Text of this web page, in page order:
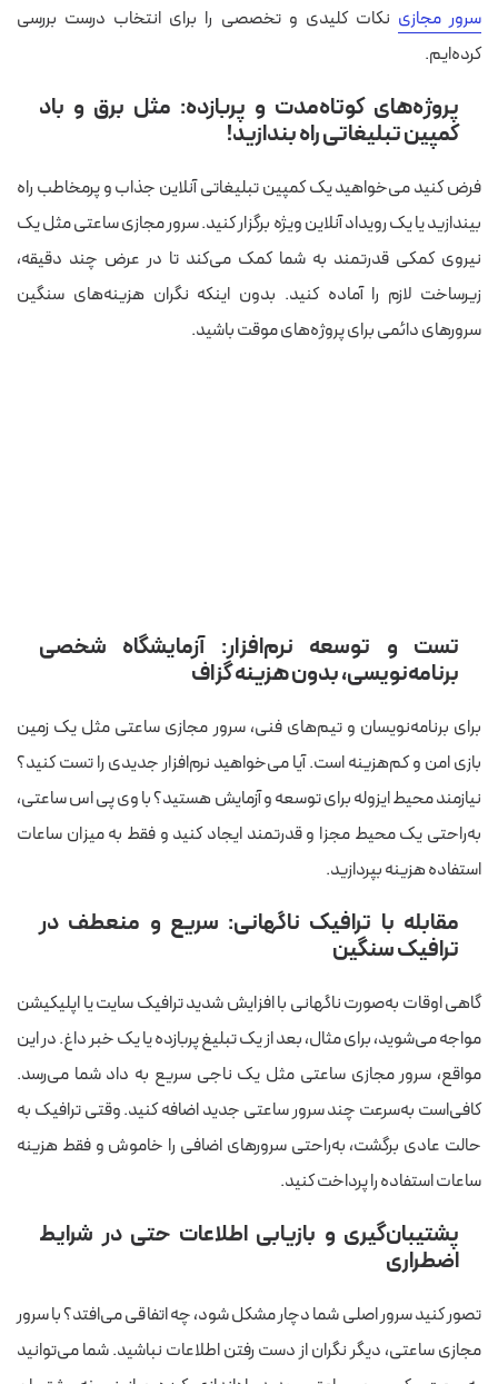
سرور مجازی نکات کلیدی و تخصصی را برای انتخاب درست بررسی
کرده‌ایم.
پروژه‌های کوتاه‌مدت و پربازده: مثل برق و باد
کمپین تبلیغاتی راه بندازید!
فرض کنید می‌خواهید یک کمپین تبلیغاتی آنلاین جذاب و پرمخاطب راه‌
بیندازید یا یک رویداد آنلاین ویژه برگزار کنید. سرور مجازی ساعتی مثل یک
نیروی کمکی قدرتمند به شما کمک می‌کند تا در عرض چند دقیقه،
زیرساخت لازم را آماده کنید. بدون اینکه نگران هزینه‌های سنگین
سرورهای دائمی برای پروژه‌های موقت باشید.
تست و توسعه نرم‌افزار: آزمایشگاه شخصی
برنامه‌نویسی، بدون هزینه گزاف
برای برنامه‌نویسان و تیم‌های فنی، سرور مجازی ساعتی مثل یک زمین
بازی امن و کم‌هزینه است. آیا می‌خواهید نرم‌افزار جدیدی را تست کنید؟
نیازمند محیط ایزوله برای توسعه و آزمایش هستید؟ با وی پی اس ساعتی،
به‌راحتی یک محیط مجزا و قدرتمند ایجاد کنید و فقط به میزان ساعات
استفاده هزینه بپردازید.
مقابله با ترافیک ناگهانی: سریع و منعطف در
ترافیک سنگین
گاهی اوقات به‌صورت ناگهانی با افزایش شدید ترافیک سایت یا اپلیکیشن
مواجه می‌شوید، برای مثال، بعد از یک تبلیغ پربازده یا یک خبر داغ. در این
مواقع، سرور مجازی ساعتی مثل یک ناجی سریع به داد شما می‌رسد.
کافی‌است به‌سرعت چند سرور ساعتی جدید اضافه کنید. وقتی ترافیک به
حالت عادی برگشت، به‌راحتی سرورهای اضافی را خاموش و فقط هزینه
ساعات استفاده را پرداخت کنید.
پشتیبان‌گیری و بازیابی اطلاعات حتی در شرایط
اضطراری
تصور کنید سرور اصلی شما دچار مشکل شود، چه اتفاقی می‌افتد؟ با سرور
مجازی ساعتی، دیگر نگران از دست رفتن اطلاعات نباشید. شما می‌توانید